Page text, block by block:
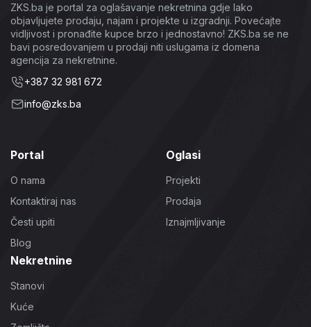
ZKS.ba je portal za oglašavanje nekretnina gdje lako
objavljujete prodaju, najam i projekte u izgradnji. Povećajte
vidljivost i pronađite kupce brzo i jednostavno! ZKS.ba se ne
bavi posredovanjem u prodaji niti uslugama iz domena
agencija za nekretnine.
+387 32 981 672
info@zks.ba
Portal
O nama
Kontaktiraj nas
Česti upiti
Blog
Oglasi
Projekti
Prodaja
Iznajmljivanje
Nekretnine
Stanovi
Kuće